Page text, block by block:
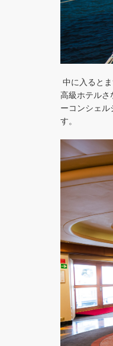
中に入ると
高級ホテルさ
ーコンシェル
す。